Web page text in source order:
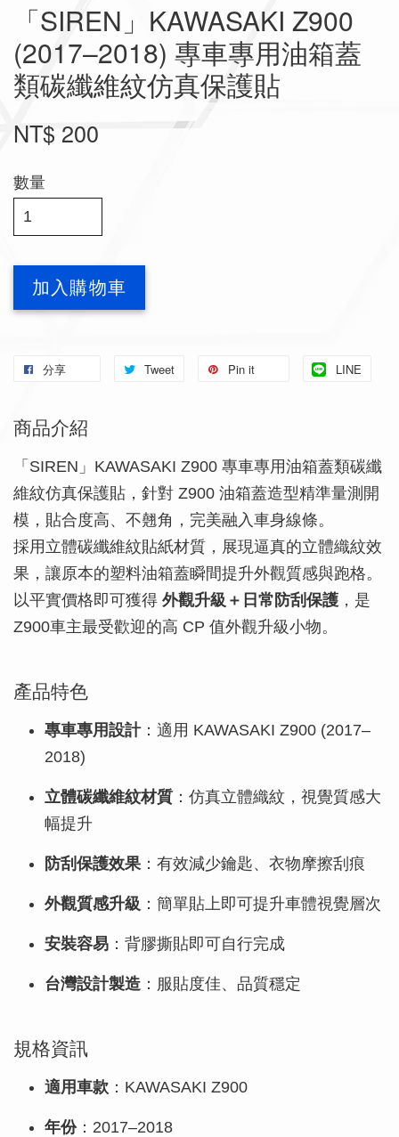
「SIREN」KAWASAKI Z900
(2017–2018) 專車專用油箱蓋
類碳纖維紋仿真保護貼
NT$ 200
數量
加入購物車
分享 Tweet Pin it LINE
商品介紹
「SIREN」KAWASAKI Z900 專車專用油箱蓋類碳纖
維紋仿真保護貼，針對 Z900 油箱蓋造型精準量測開
模，貼合度高、不翹角，完美融入車身線條。
採用立體碳纖維紋貼紙材質，展現逼真的立體織紋效
果，讓原本的塑料油箱蓋瞬間提升外觀質感與跑格。
以平實價格即可獲得 外觀升級＋日常防刮保護 ，是
Z900車主最受歡迎的高 CP 值外觀升級小物。
產品特色
專車專用設計：適用 KAWASAKI Z900 (2017–
2018)
立體碳纖維紋材質 ：仿真立體織紋，視覺質感大
幅提升
防刮保護效果：有效減少鑰匙、衣物摩擦刮痕
外觀質感升級 ：簡單貼上即可提升車體視覺層次
安裝容易 ：背膠撕貼即可自行完成
台灣設計製造 ：服貼度佳、品質穩定
規格資訊
適用車款 ：KAWASAKI Z900
年份：2017–2018